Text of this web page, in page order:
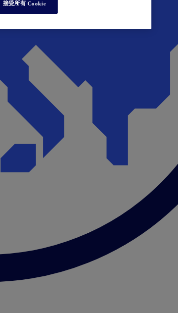
接受所有 Cookie